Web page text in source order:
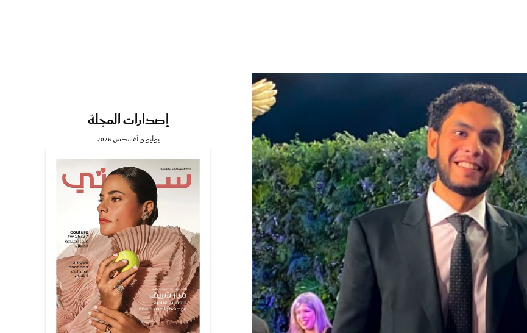
إصدارات المجلة
يوليو و أغسطس 2026
مجلة سيدتي
غلاف رفمي